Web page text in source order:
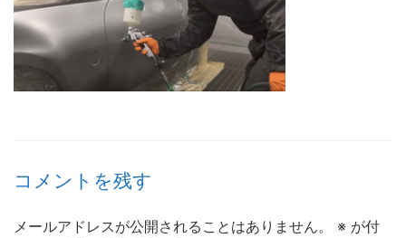
コメントを残す
メールアドレスが公開されることはありません。 ※ が付